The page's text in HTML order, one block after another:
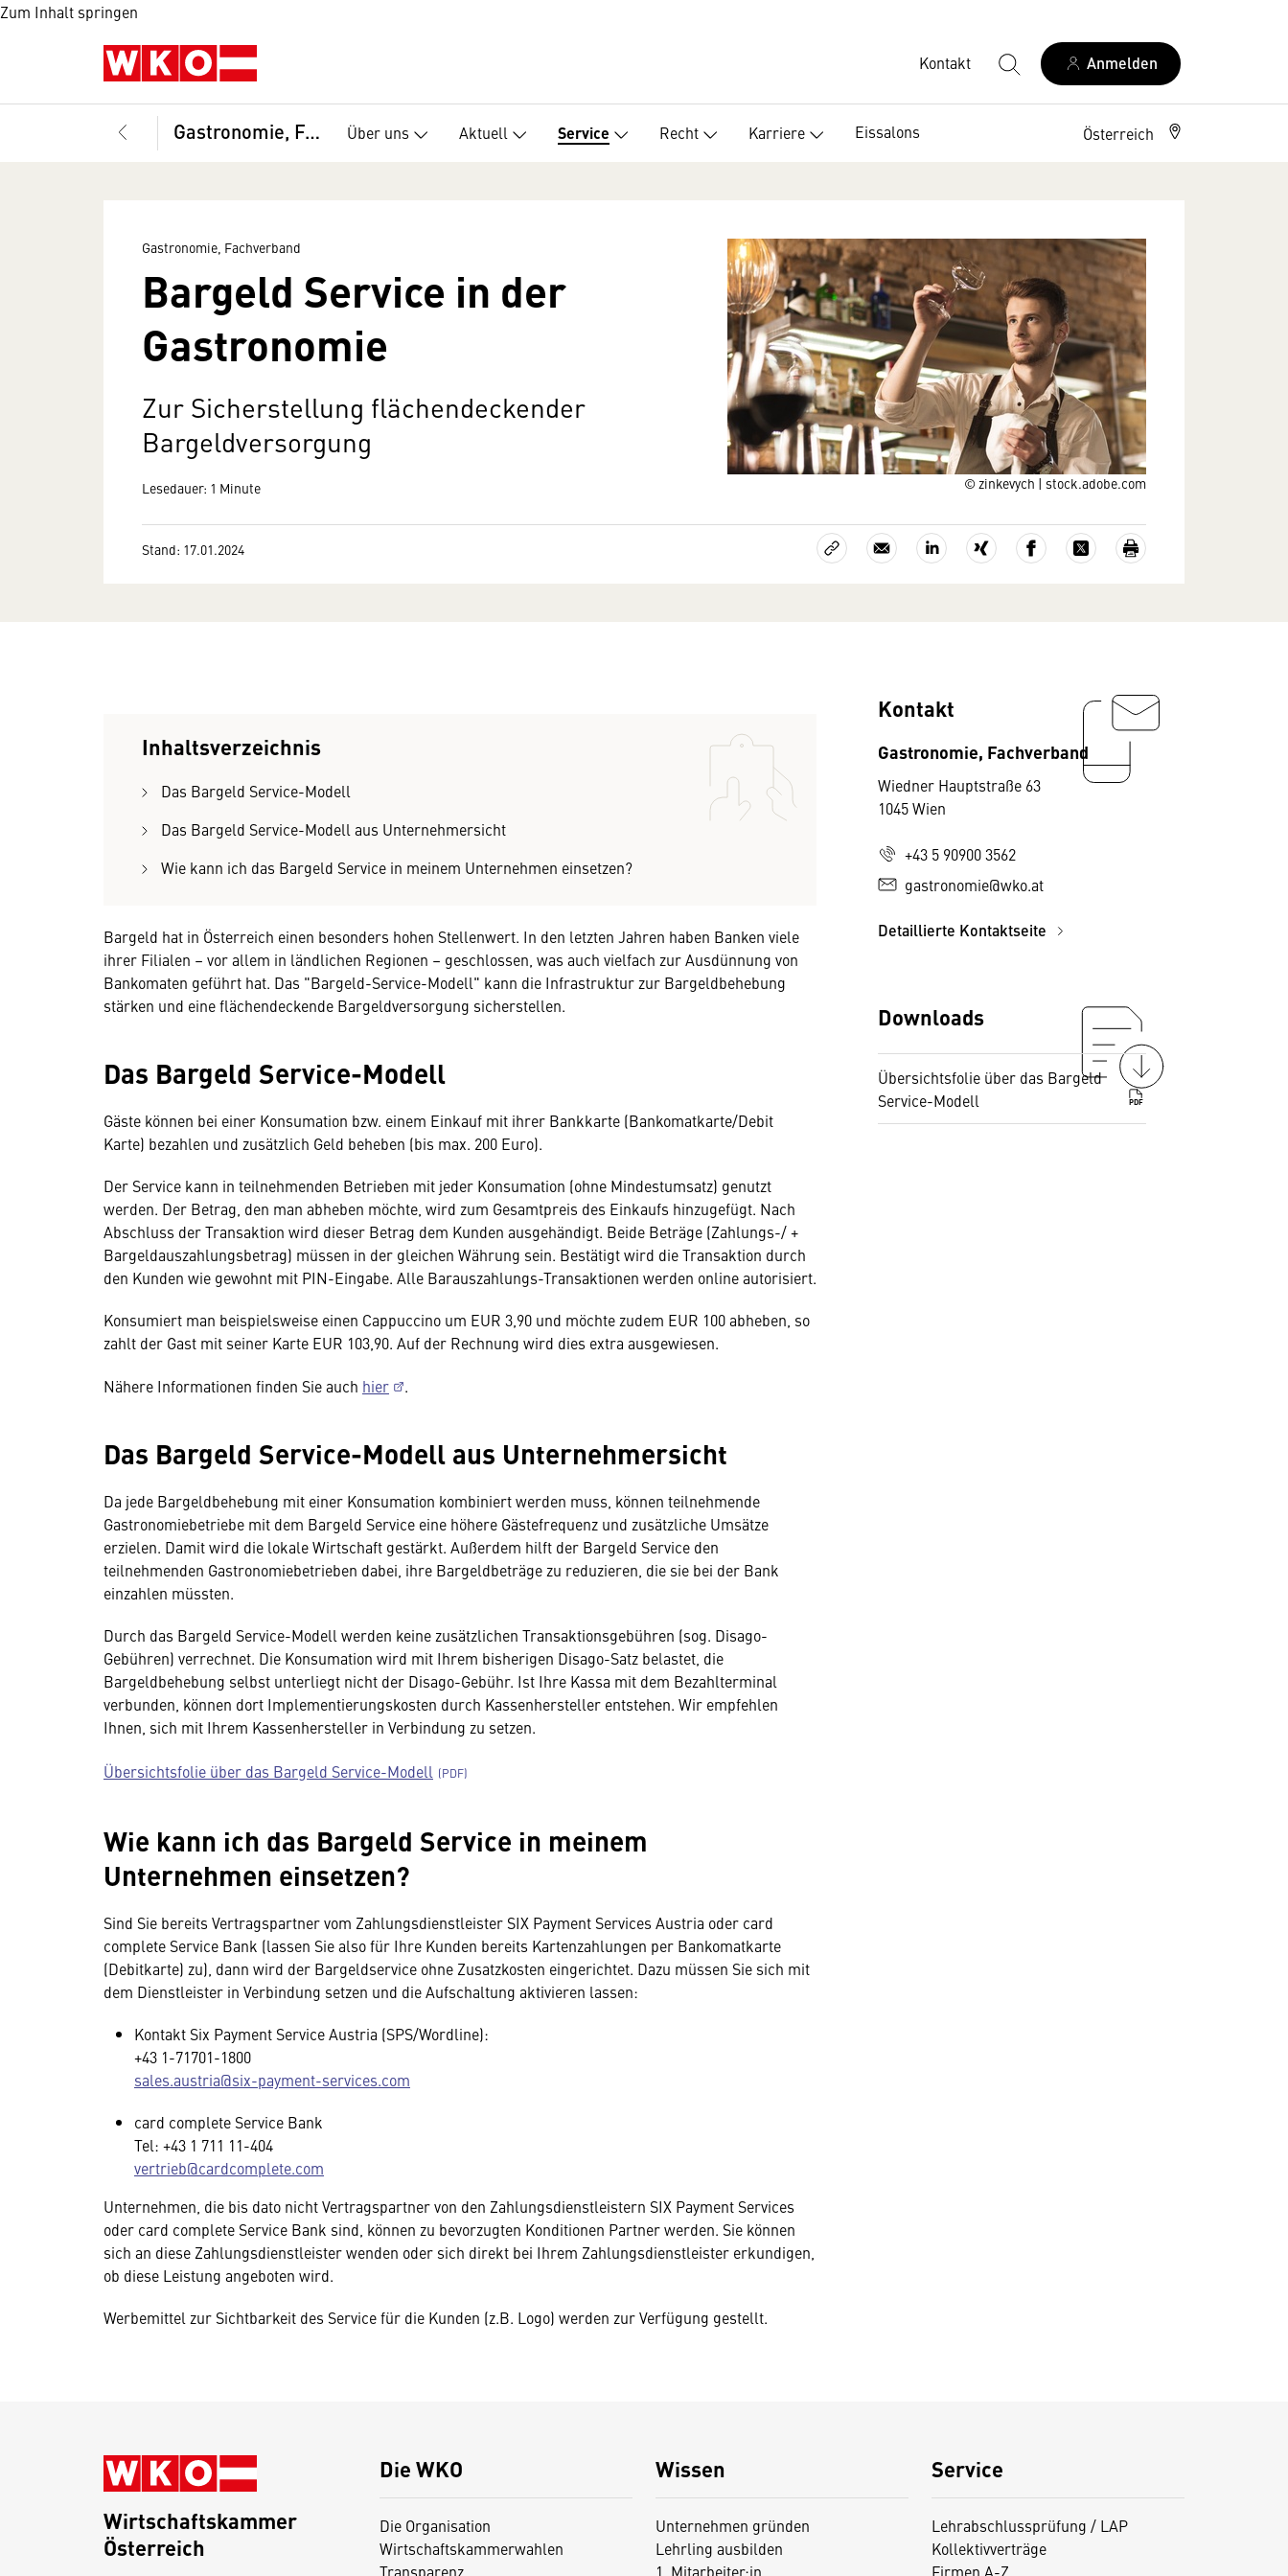
Zum Inhalt springen
Kontakt Anmelden
Gastronomie, Fachverband Über uns Aktuell Service Recht Karriere Eissalons Österreich
© zinkevych | stock.adobe.com
Gastronomie, Fachverband
Bargeld Service in der
Gastronomie
Zur Sicherstellung flächendeckender
Bargeldversorgung
Lesedauer: 1 Minute
Stand: 17.01.2024
Inhaltsverzeichnis
Das Bargeld Service-Modell
Das Bargeld Service-Modell aus Unternehmersicht
Wie kann ich das Bargeld Service in meinem Unternehmen einsetzen?
Bargeld hat in Österreich einen besonders hohen Stellenwert. In den letzten Jahren haben Banken viele
ihrer Filialen – vor allem in ländlichen Regionen – geschlossen, was auch vielfach zur Ausdünnung von
Bankomaten geführt hat. Das "Bargeld-Service-Modell" kann die Infrastruktur zur Bargeldbehebung
stärken und eine flächendeckende Bargeldversorgung sicherstellen.
Das Bargeld Service-Modell
Gäste können bei einer Konsumation bzw. einem Einkauf mit ihrer Bankkarte (Bankomatkarte/Debit
Karte) bezahlen und zusätzlich Geld beheben (bis max. 200 Euro).
Der Service kann in teilnehmenden Betrieben mit jeder Konsumation (ohne Mindestumsatz) genutzt
werden. Der Betrag, den man abheben möchte, wird zum Gesamtpreis des Einkaufs hinzugefügt. Nach
Abschluss der Transaktion wird dieser Betrag dem Kunden ausgehändigt. Beide Beträge (Zahlungs-/ +
Bargeldauszahlungsbetrag) müssen in der gleichen Währung sein. Bestätigt wird die Transaktion durch
den Kunden wie gewohnt mit PIN-Eingabe. Alle Barauszahlungs-Transaktionen werden online autorisiert.
Konsumiert man beispielsweise einen Cappuccino um EUR 3,90 und möchte zudem EUR 100 abheben, so
zahlt der Gast mit seiner Karte EUR 103,90. Auf der Rechnung wird dies extra ausgewiesen.
Nähere Informationen finden Sie auch hier .
Das Bargeld Service-Modell aus Unternehmersicht
Da jede Bargeldbehebung mit einer Konsumation kombiniert werden muss, können teilnehmende
Gastronomiebetriebe mit dem Bargeld Service eine höhere Gästefrequenz und zusätzliche Umsätze
erzielen. Damit wird die lokale Wirtschaft gestärkt. Außerdem hilft der Bargeld Service den
teilnehmenden Gastronomiebetrieben dabei, ihre Bargeldbeträge zu reduzieren, die sie bei der Bank
einzahlen müssten.
Durch das Bargeld Service-Modell werden keine zusätzlichen Transaktionsgebühren (sog. Disago-
Gebühren) verrechnet. Die Konsumation wird mit Ihrem bisherigen Disago-Satz belastet, die
Bargeldbehebung selbst unterliegt nicht der Disago-Gebühr. Ist Ihre Kassa mit dem Bezahlterminal
verbunden, können dort Implementierungskosten durch Kassenhersteller entstehen. Wir empfehlen
Ihnen, sich mit Ihrem Kassenhersteller in Verbindung zu setzen.
Übersichtsfolie über das Bargeld Service-Modell
Wie kann ich das Bargeld Service in meinem
Unternehmen einsetzen?
Sind Sie bereits Vertragspartner vom Zahlungsdienstleister SIX Payment Services Austria oder card
complete Service Bank (lassen Sie also für Ihre Kunden bereits Kartenzahlungen per Bankomatkarte
(Debitkarte) zu), dann wird der Bargeldservice ohne Zusatzkosten eingerichtet. Dazu müssen Sie sich mit
dem Dienstleister in Verbindung setzen und die Aufschaltung aktivieren lassen:
Kontakt Six Payment Service Austria (SPS/Wordline):
+43 1-71701-1800
sales.austria@six-payment-services.com
card complete Service Bank
Tel: +43 1 711 11-404
vertrieb@cardcomplete.com
Unternehmen, die bis dato nicht Vertragspartner von den Zahlungsdienstleistern SIX Payment Services
oder card complete Service Bank sind, können zu bevorzugten Konditionen Partner werden. Sie können
sich an diese Zahlungsdienstleister wenden oder sich direkt bei Ihrem Zahlungsdienstleister erkundigen,
ob diese Leistung angeboten wird.
Werbemittel zur Sichtbarkeit des Service für die Kunden (z.B. Logo) werden zur Verfügung gestellt.
Kontakt
Gastronomie, Fachverband
Wiedner Hauptstraße 63
1045 Wien
+43 5 90900 3562
gastronomie@wko.at
Detaillierte Kontaktseite
Downloads
Übersichtsfolie über das Bargeld
Service-Modell
PDF
Die WKO
Die Organisation
Wirtschaftskammerwahlen
Transparenz
Wissen
Unternehmen gründen
Lehrling ausbilden
1. Mitarbeiter:in
Service
Lehrabschlussprüfung / LAP
Kollektivverträge
Firmen A-Z
Wirtschaftskammer
Österreich